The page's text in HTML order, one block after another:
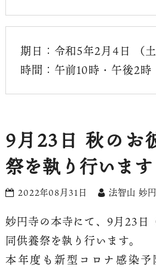
期日：令和5年2月4日 （土
時間：午前10時・午後2時
9月23日 秋のお
祭を執り行います
2022年08月31日 法智山 妙
妙円寺の本寺にて、9月23日
同供養祭を執り行います。
本年度も新型コロナ感染